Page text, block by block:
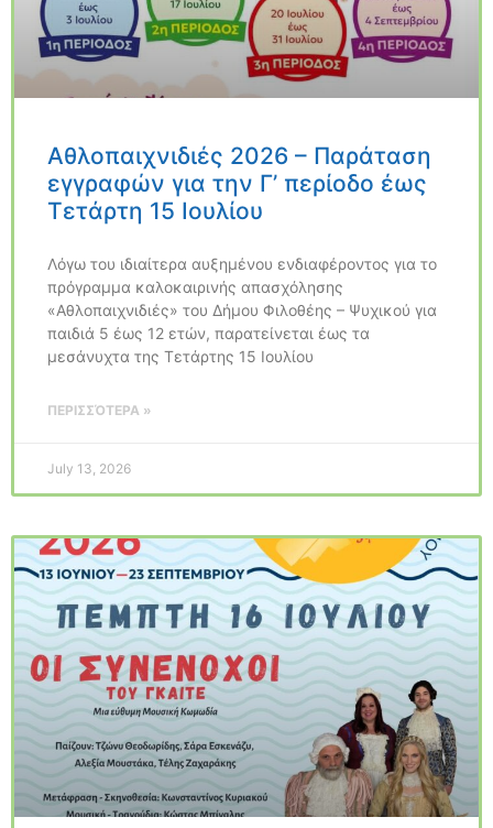
Αθλοπαιχνιδιές 2026 – Παράταση
εγγραφών για την Γ’ περίοδο έως
Τετάρτη 15 Ιουλίου
Λόγω του ιδιαίτερα αυξημένου ενδιαφέροντος για το
πρόγραμμα καλοκαιρινής απασχόλησης
«Αθλοπαιχνιδιές» του Δήμου Φιλοθέης – Ψυχικού για
παιδιά 5 έως 12 ετών, παρατείνεται έως τα
μεσάνυχτα της Τετάρτης 15 Ιουλίου
ΠΕΡΙΣΣΌΤΕΡΑ »
July 13, 2026